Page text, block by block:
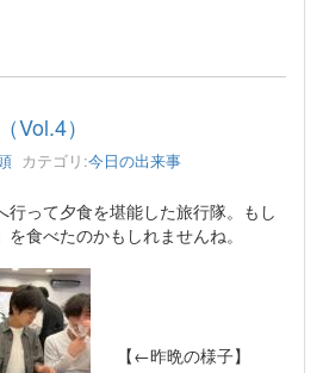
Vol.4）
カテゴリ:今日の出来事
って夕食を堪能した旅行隊。もし
食べたのかもしれませんね。
【←昨晩の様子】